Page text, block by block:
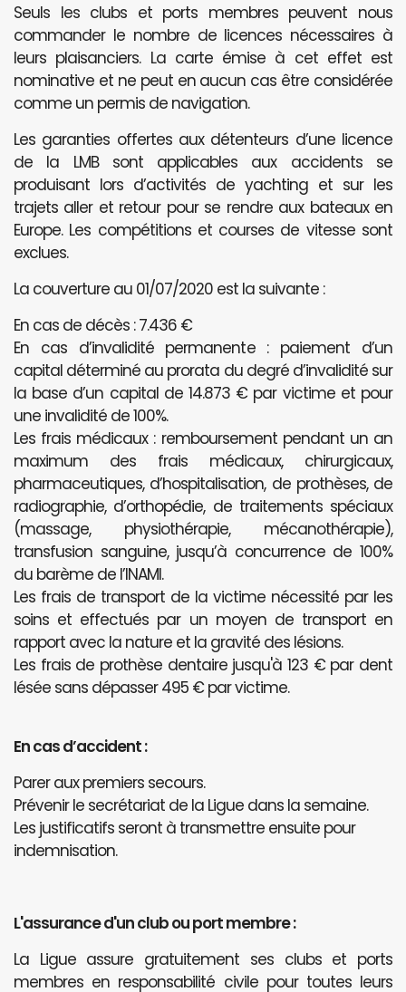
Seuls les clubs et ports membres peuvent nous
commander le nombre de licences nécessaires à
leurs plaisanciers. La carte émise à cet effet est
nominative et ne peut en aucun cas être considérée
comme un permis de navigation.
Les garanties offertes aux détenteurs d’une licence
de la LMB sont applicables aux accidents se
produisant lors d’activités de yachting et sur les
trajets aller et retour pour se rendre aux bateaux en
Europe. Les compétitions et courses de vitesse sont
exclues.
La couverture au 01/07/2020 est la suivante :
En cas de décès : 7.436 €
En cas d’invalidité permanente : paiement d’un
capital déterminé au prorata du degré d’invalidité sur
la base d’un capital de 14.873 € par victime et pour
une invalidité de 100%.
Les frais médicaux : remboursement pendant un an
maximum des frais médicaux, chirurgicaux,
pharmaceutiques, d’hospitalisation, de prothèses, de
radiographie, d’orthopédie, de traitements spéciaux
(massage, physiothérapie, mécanothérapie),
transfusion sanguine, jusqu’à concurrence de 100%
du barème de l’INAMI.
Les frais de transport de la victime nécessité par les
soins et effectués par un moyen de transport en
rapport avec la nature et la gravité des lésions.
Les frais de prothèse dentaire jusqu'à 123 € par dent
lésée sans dépasser 495 € par victime.
En cas d’accident :
Parer aux premiers secours.
Prévenir le secrétariat de la Ligue dans la semaine.
Les justificatifs seront à transmettre ensuite pour
indemnisation.
L'assurance d'un club ou port membre :
La Ligue assure gratuitement ses clubs et ports
membres en responsabilité civile pour toutes leurs